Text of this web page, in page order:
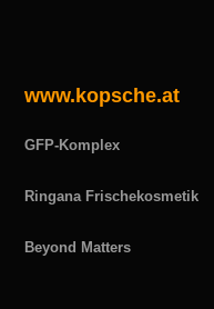
www.kopsche.at
GFP-Komplex
Ringana Frischekosmetik
Beyond Matters